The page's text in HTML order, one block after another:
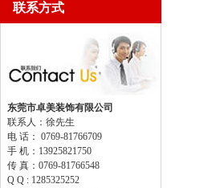
联系方式
东莞市卓美装饰有限公司
联系人：徐先生
电 话： 0769-81766709
手 机：13925821750
传 真：0769-81766548
Q Q : 1285325252